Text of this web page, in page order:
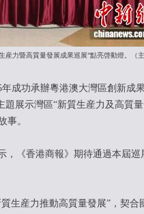
力暨高質量發展成果巡展”點亮啓動燈。（主
功承辦粵港澳大灣區創新成
展示灣區“新質生産力及高質
事。
《香港商報》期待通過本屆巡
産力推動高質量發展”，契合